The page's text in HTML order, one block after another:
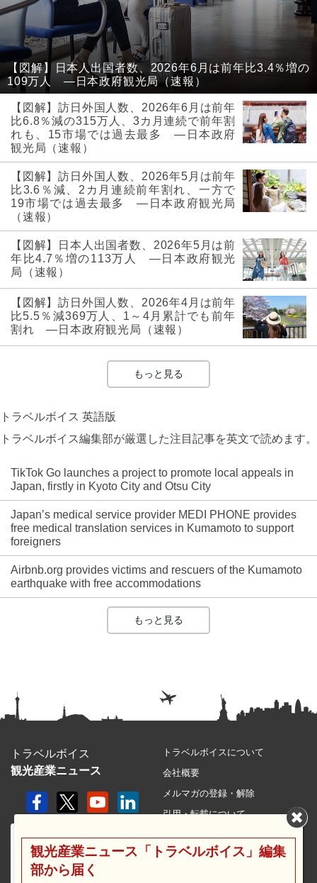
【図解】日本人出国者数、2026年6月は前年比3.4％増の
109万人 ―日本政府観光局（速報）
【図解】訪日外国人数、2026年6月は前年
比6.8％減の315万人、3カ月連続で前年割
れも、15市場では過去最多 ―日本政府
観光局（速報）
【図解】訪日外国人数、2026年5月は前年
比3.6％減、2カ月連続前年割れ、一方で
19市場では過去最多 ―日本政府観光局
（速報）
【図解】日本人出国者数、2026年5月は前
年比4.7％増の113万人 ―日本政府観光
局（速報）
【図解】訪日外国人数、2026年4月は前年
比5.5％減369万人、1～4月累計でも前年
割れ ―日本政府観光局（速報）
もっと見る
トラベルボイス 英語版
トラベルボイス編集部が厳選した注目記事を英文で読めます。
TikTok Go launches a project to promote local appeals in
Japan, firstly in Kyoto City and Otsu City
Japan’s medical service provider MEDI PHONE provides
free medical translation services in Kumamoto to support
foreigners
Airbnb.org provides victims and rescuers of the Kumamoto
earthquake with free accommodations
もっと見る
トラベルボイス
観光産業ニュース
トラベルボイスについて
会社概要
メルマガの登録・解除
引用・転載について
利用規約
観光産業ニュース「トラベルボイス」編集
部から届く